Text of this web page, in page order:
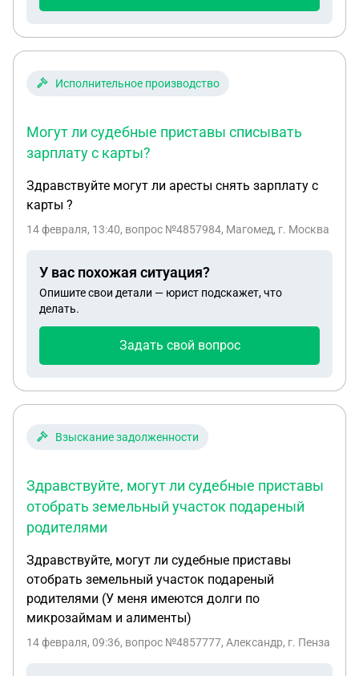
Исполнительное производство
Могут ли судебные приставы списывать
зарплату с карты?
Здравствуйте могут ли аресты снять зарплату с
карты ?
14 февраля, 13:40, вопрос №4857984, Магомед, г. Москва
У вас похожая ситуация?
Опишите свои детали — юрист подскажет, что
делать.
Задать свой вопрос
Взыскание задолженности
Здравствуйте, могут ли судебные приставы
отобрать земельный участок подареный
родителями
Здравствуйте, могут ли судебные приставы
отобрать земельный участок подареный
родителями (У меня имеются долги по
микрозаймам и алименты)
14 февраля, 09:36, вопрос №4857777, Александр, г. Пенза